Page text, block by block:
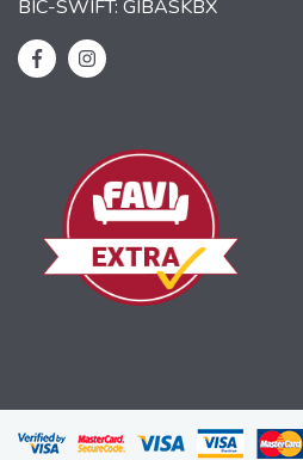
BIC-SWIFT: GIBASKBX